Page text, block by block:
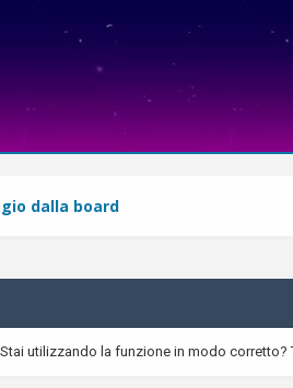
dalla board
utilizzando la funzione in modo corretto?